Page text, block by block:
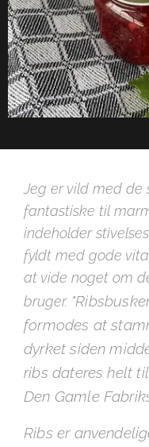
Jeg er vild med
fantastiske til
indeholder
fyldt med gode
at vide noget om
bruger.
formodes at
dyrket siden
ribs dateres helt
Den Gamle
Ribs er